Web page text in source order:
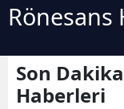
Son
Haberleri